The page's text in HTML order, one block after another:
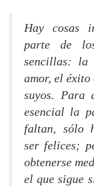
Hay cosas
parte de
sencillas: la
amor, el éxito
suyos. Para
esencial la
faltan, sólo
ser felices;
obtenerse
el que sigue